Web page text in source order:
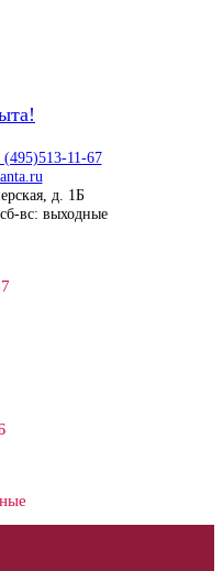
(495)513-11-67
д. 1Б
вс: выходные